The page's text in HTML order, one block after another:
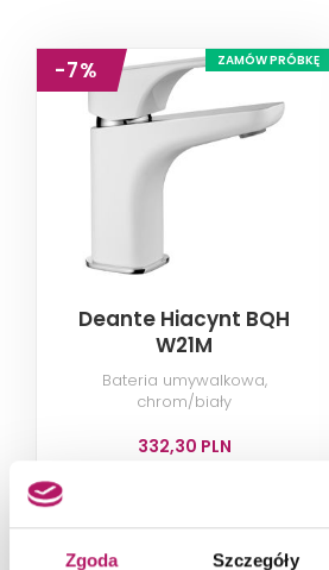
Zgoda Szczegóły
-7% ZAMÓW PRÓBKĘ
Deante Hiacynt BQH
W21M
Bateria umywalkowa,
chrom/biały
332,30 PLN